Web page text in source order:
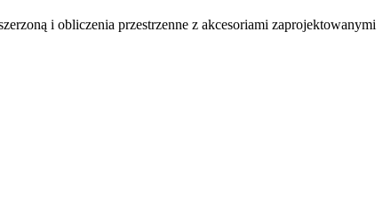
i obliczenia przestrzenne z akcesoriami zaprojektowanymi